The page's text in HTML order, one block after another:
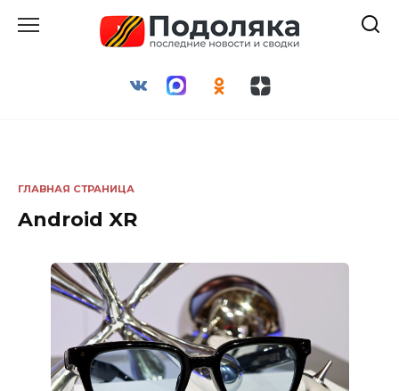
ГЛАВНАЯ СТРАНИЦА
Android XR